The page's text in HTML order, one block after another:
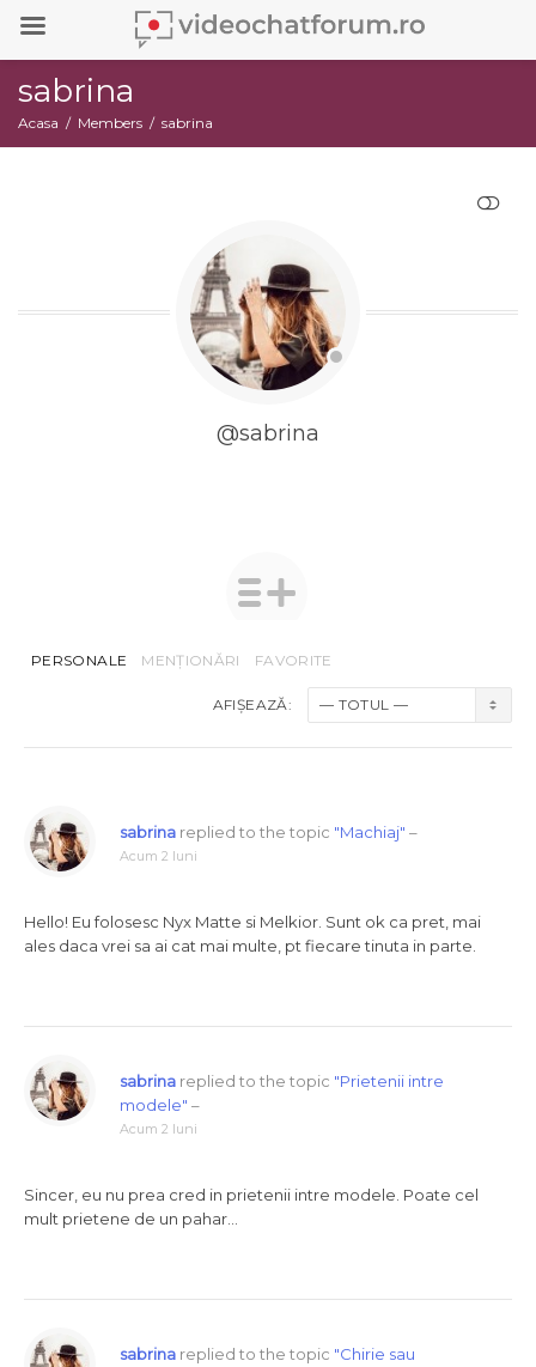
sabrina
Acasa Members sabrina
@sabrina
PERSONALE MENȚIONĂRI FAVORITE
AFIȘEAZĂ:
sabrina replied to the topic "Machiaj" –
Acum 2 luni
Hello! Eu folosesc Nyx Matte si Melkior. Sunt ok ca pret, mai
ales daca vrei sa ai cat mai multe, pt fiecare tinuta in parte.
sabrina replied to the topic "Prietenii intre
modele" –
Acum 2 luni
Sincer, eu nu prea cred in prietenii intre modele. Poate cel
mult prietene de un pahar…
sabrina replied to the topic "Chirie sau